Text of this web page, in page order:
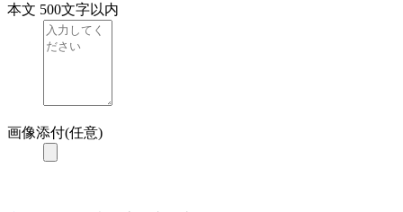
本文 500文字以内
画像添付(任意)